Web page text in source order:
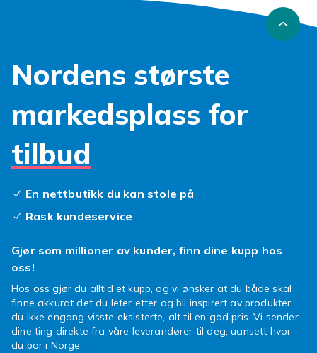
Nordens største
markedsplass for
tilbud
En nettbutikk du kan stole på
Rask kundeservice
Gjør som millioner av kunder, finn dine kupp hos
oss!
Hos oss gjør du alltid et kupp, og vi ønsker at du både skal
finne akkurat det du leter etter og bli inspirert av produkter
du ikke engang visste eksisterte, alt til en god pris. Vi sender
dine ting direkte fra våre leverandører til deg, uansett hvor
du bor i Norge.